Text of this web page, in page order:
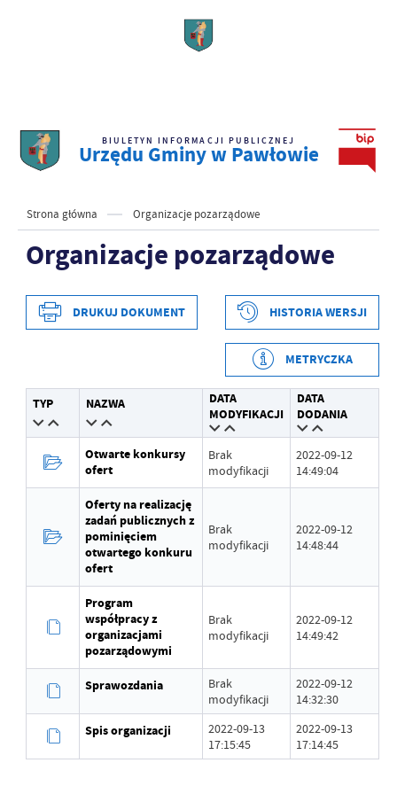
BIULETYN INFORMACJI PUBLICZNEJ
Urzędu Gminy w Pawłowie
Strona główna Organizacje pozarządowe
Organizacje pozarządowe
2022-09-12 14:31:59
Wytworzył Piotr Maj
Data opublikowania
Piotr Maj
Data ostatniej
aktualizacji
Ostatnio zaktualizował
DRUKUJ DOKUMENT HISTORIA WERSJI
METRYCZKA
TYP NAZWA
DATA
MODYFIKACJI
DATA
DODANIA
Otwarte konkursy
ofert
Brak
modyfikacji
2022-09-12
14:49:04
Oferty na realizację
zadań publicznych z
pominięciem
otwartego konkuru
ofert
Brak
modyfikacji
2022-09-12
14:48:44
Program
współpracy z
organizacjami
pozarządowymi
Brak
modyfikacji
2022-09-12
14:49:42
Sprawozdania
Brak
modyfikacji
2022-09-12
14:32:30
Spis organizacji
2022-09-13
17:15:45
2022-09-13
17:14:45